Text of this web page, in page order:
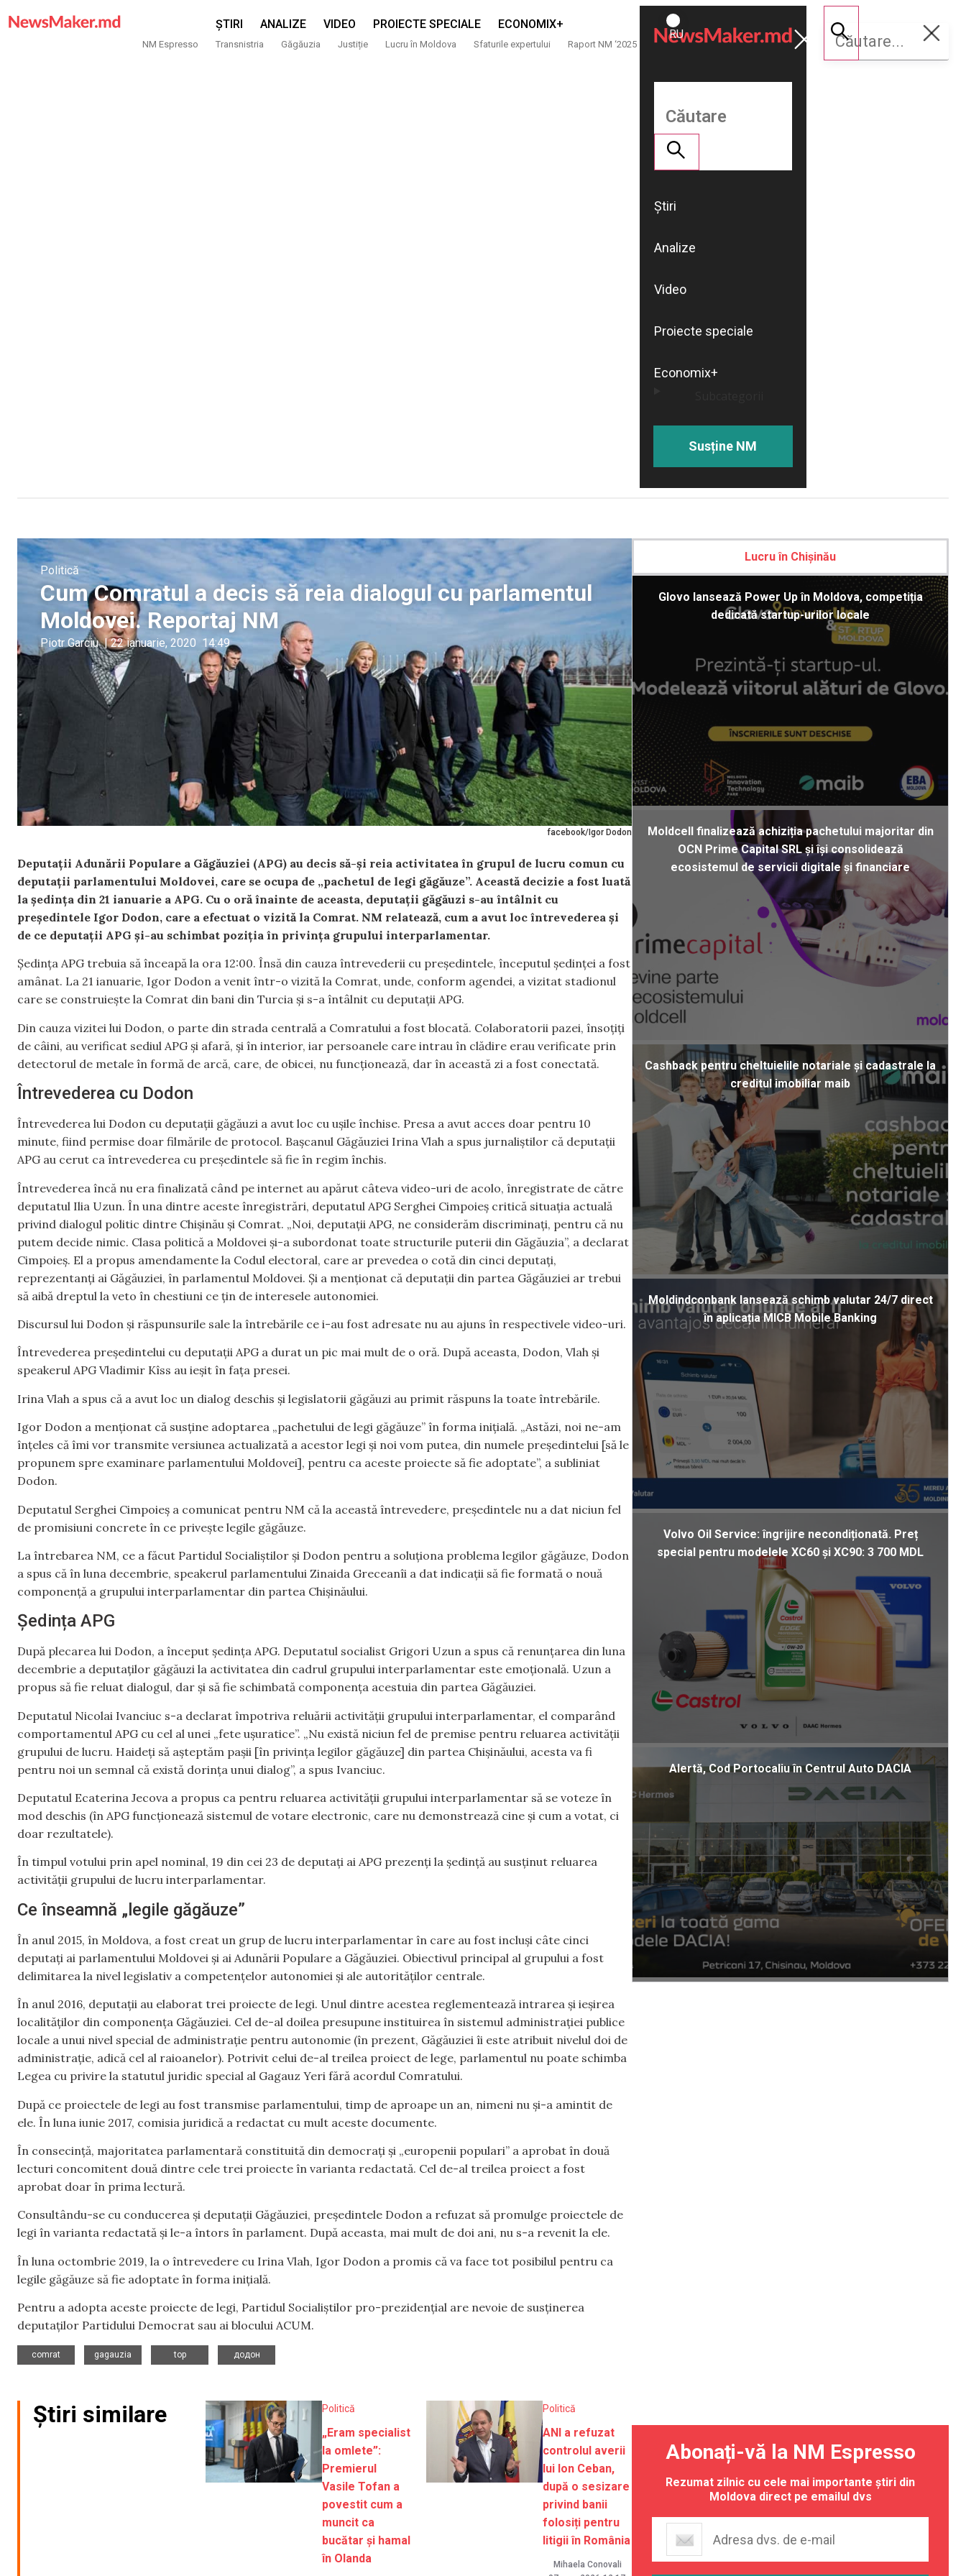
ȘTIRI ANALIZE VIDEO PROIECTE SPECIALE ECONOMIX+
NM Espresso Transnistria Găgăuzia Justiție Lucru în Moldova Sfaturile expertului Raport NM ‘2025
ROMÂNĂ
RU
Susține
NM
Știri
Analize
Video
Proiecte speciale
Economix+
Susține NM
facebook/Igor Dodon
Politică
Cum Comratul a decis să reia dialogul cu parlamentul
Moldovei. Reportaj NM
Piotr Garciu | 22 ianuarie, 2020 14:49
Deputații Adunării Populare a Găgăuziei (APG) au decis să-și reia activitatea în grupul de lucru comun cu
deputații parlamentului Moldovei, care se ocupa de „pachetul de legi găgăuze”. Această decizie a fost luată
la ședința din 21 ianuarie a APG. Cu o oră înainte de aceasta, deputații găgăuzi s-au întâlnit cu
președintele Igor Dodon, care a efectuat o vizită la Comrat. NM relatează, cum a avut loc întrevederea și
de ce deputații APG și-au schimbat poziția în privința grupului interparlamentar.
Ședința APG trebuia să înceapă la ora 12:00. Însă din cauza întrevederii cu președintele, începutul ședinței a fost
amânat. La 21 ianuarie, Igor Dodon a venit într-o vizită la Comrat, unde, conform agendei, a vizitat stadionul
care se construiește la Comrat din bani din Turcia și s-a întâlnit cu deputații APG.
Din cauza vizitei lui Dodon, o parte din strada centrală a Comratului a fost blocată. Colaboratorii pazei, însoțiți
de câini, au verificat sediul APG și afară, și în interior, iar persoanele care intrau în clădire erau verificate prin
detectorul de metale în formă de arcă, care, de obicei, nu funcționează, dar în această zi a fost conectată.
Întrevederea cu Dodon
Întrevederea lui Dodon cu deputații găgăuzi a avut loc cu ușile închise. Presa a avut acces doar pentru 10
minute, fiind permise doar filmările de protocol. Bașcanul Găgăuziei Irina Vlah a spus jurnaliștilor că deputații
APG au cerut ca întrevederea cu președintele să fie în regim închis.
Întrevederea încă nu era finalizată când pe internet au apărut câteva video-uri de acolo, înregistrate de către
deputatul Ilia Uzun. În una dintre aceste înregistrări, deputatul APG Serghei Cimpoieș critică situația actuală
privind dialogul politic dintre Chișinău și Comrat. „Noi, deputații APG, ne considerăm discriminați, pentru că nu
putem decide nimic. Clasa politică a Moldovei și-a subordonat toate structurile puterii din Găgăuzia”, a declarat
Cimpoieș. El a propus amendamente la Codul electoral, care ar prevedea o cotă din cinci deputați,
reprezentanți ai Găgăuziei, în parlamentul Moldovei. Și a menționat că deputații din partea Găgăuziei ar trebui
să aibă dreptul la veto în chestiuni ce țin de interesele autonomiei.
Discursul lui Dodon și răspunsurile sale la întrebările ce i-au fost adresate nu au ajuns în respectivele video-uri.
Întrevederea președintelui cu deputații APG a durat un pic mai mult de o oră. După aceasta, Dodon, Vlah și
speakerul APG Vladimir Kîss au ieșit în fața presei.
Irina Vlah a spus că a avut loc un dialog deschis și legislatorii găgăuzi au primit răspuns la toate întrebările.
Igor Dodon a menționat că susține adoptarea „pachetului de legi găgăuze” în forma inițială. „Astăzi, noi ne-am
înțeles că îmi vor transmite versiunea actualizată a acestor legi și noi vom putea, din numele președintelui [să le
propunem spre examinare parlamentului Moldovei], pentru ca aceste proiecte să fie adoptate”, a subliniat
Dodon.
Deputatul Serghei Cimpoieș a comunicat pentru NM că la această întrevedere, președintele nu a dat niciun fel
de promisiuni concrete în ce privește legile găgăuze.
La întrebarea NM, ce a făcut Partidul Socialiștilor și Dodon pentru a soluționa problema legilor găgăuze, Dodon
a spus că în luna decembrie, speakerul parlamentului Zinaida Greceanîi a dat indicații să fie formată o nouă
componență a grupului interparlamentar din partea Chișinăului.
Ședința APG
După plecarea lui Dodon, a început ședința APG. Deputatul socialist Grigori Uzun a spus că renunțarea din luna
decembrie a deputaților găgăuzi la activitatea din cadrul grupului interparlamentar este emoțională. Uzun a
propus să fie reluat dialogul, dar și să fie schimbată componența acestuia din partea Găgăuziei.
Deputatul Nicolai Ivanciuc s-a declarat împotriva reluării activității grupului interparlamentar, el comparând
comportamentul APG cu cel al unei „fete ușuratice”. „Nu există niciun fel de premise pentru reluarea activității
grupului de lucru. Haideți să așteptăm pașii [în privința legilor găgăuze] din partea Chișinăului, acesta va fi
pentru noi un semnal că există dorința unui dialog”, a spus Ivanciuc.
Deputatul Ecaterina Jecova a propus ca pentru reluarea activității grupului interparlamentar să se voteze în
mod deschis (în APG funcționează sistemul de votare electronic, care nu demonstrează cine și cum a votat, ci
doar rezultatele).
În timpul votului prin apel nominal, 19 din cei 23 de deputați ai APG prezenți la ședință au susținut reluarea
activității grupului de lucru interparlamentar.
Ce înseamnă „legile găgăuze”
În anul 2015, în Moldova, a fost creat un grup de lucru interparlamentar în care au fost incluși câte cinci
deputați ai parlamentului Moldovei și ai Adunării Populare a Găgăuziei. Obiectivul principal al grupului a fost
delimitarea la nivel legislativ a competențelor autonomiei și ale autorităților centrale.
În anul 2016, deputații au elaborat trei proiecte de legi. Unul dintre acestea reglementează intrarea și ieșirea
localităților din componența Găgăuziei. Cel de-al doilea presupune instituirea în sistemul administrației publice
locale a unui nivel special de administrație pentru autonomie (în prezent, Găgăuziei îi este atribuit nivelul doi de
administrație, adică cel al raioanelor). Potrivit celui de-al treilea proiect de lege, parlamentul nu poate schimba
Legea cu privire la statutul juridic special al Gagauz Yeri fără acordul Comratului.
După ce proiectele de legi au fost transmise parlamentului, timp de aproape un an, nimeni nu și-a amintit de
ele. În luna iunie 2017, comisia juridică a redactat cu mult aceste documente.
În consecință, majoritatea parlamentară constituită din democrați și „europenii populari” a aprobat în două
lecturi concomitent două dintre cele trei proiecte în varianta redactată. Cel de-al treilea proiect a fost
aprobat doar în prima lectură.
Consultându-se cu conducerea și deputații Găgăuziei, președintele Dodon a refuzat să promulge proiectele de
legi în varianta redactată și le-a întors în parlament. După aceasta, mai mult de doi ani, nu s-a revenit la ele.
În luna octombrie 2019, la o întrevedere cu Irina Vlah, Igor Dodon a promis că va face tot posibilul pentru ca
legile găgăuze să fie adoptate în forma inițială.
Pentru a adopta aceste proiecte de legi, Partidul Socialiștilor pro-prezidențial are nevoie de susținerea
deputaților Partidului Democrat sau ai blocului ACUM.
comrat
gagauzia
top
додон
Știri similare Politică
„Eram specialist
la omlete”:
Premierul
Vasile Tofan a
povestit cum a
muncit ca
bucătar și hamal
în Olanda
Politică
ANI a refuzat
controlul averii
lui Ion Ceban,
după o sesizare
privind banii
folosiți pentru
litigii în România
Mihaela Conovali
Lucru în Chișinău
Glovo lansează Power Up în Moldova, competiția
dedicată startup-urilor locale
Moldcell finalizează achiziția pachetului majoritar din
OCN Prime Capital SRL și își consolidează
ecosistemul de servicii digitale și financiare
Cashback pentru cheltuielile notariale și cadastrale la
creditul imobiliar maib
Moldindconbank lansează schimb valutar 24/7 direct
în aplicația MICB Mobile Banking
Volvo Oil Service: îngrijire necondiționată. Preț
special pentru modelele XC60 și XC90: 3 700 MDL
Alertă, Cod Portocaliu în Centrul Auto DACIA
Abonați-vă la NM Espresso
Rezumat zilnic cu cele mai importante știri din
Moldova direct pe emailul dvs